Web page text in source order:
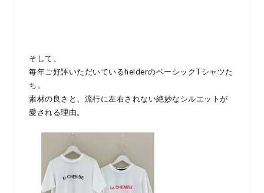
そして、
毎年ご好評いただいているhelderのベーシックTシャツた
ち。
素材の良さと、流行に左右されない絶妙なシルエットが
愛される理由。